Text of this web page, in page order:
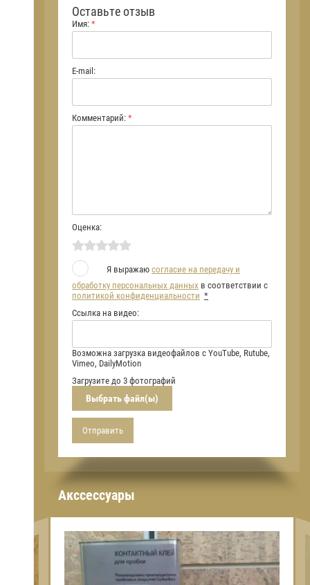
Оставьте отзыв
Имя: *
E-mail:
Комментарий: *
Оценка:
Я выражаю согласие на передачу и
обработку персональных данных в соответствии с
политикой конфиденциальности *
Ссылка на видео:
Возможна загрузка видеофайлов с YouTube, Rutube,
Vimeo, DailyMotion
Загрузите до 3 фотографий
Выбрать файл(ы)
Отправить
Акссессуары